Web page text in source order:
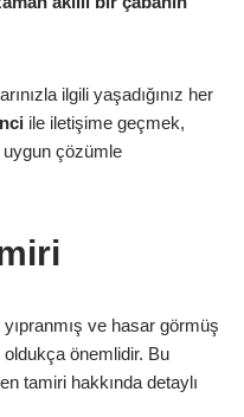
ilgili yaşadığınız her
ile iletişime geçmek,
uygun çözümle
ve hasar görmüş
oldukça önemlidir. Bu
tamiri hakkında detaylı